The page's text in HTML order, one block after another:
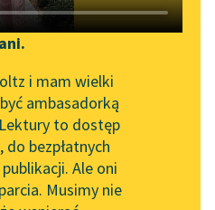
Zgłoś brak utworu
Narzędzia
Mapa Wolnych Lektur
Leśmianator
Przewodnik dla piszących i
i mam wielki
ambasadorką
to dostęp
do bezpłatnych
Ale oni
Musimy nie
pobierz książkę